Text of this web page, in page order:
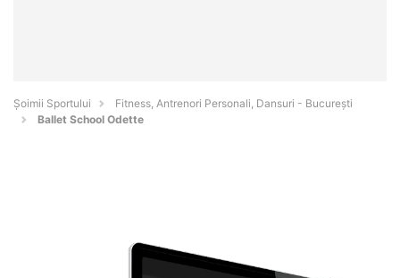
Șoimii Sportului
Fitness, Antrenori Personali, Dansuri - Bucureşti
Ballet School Odette